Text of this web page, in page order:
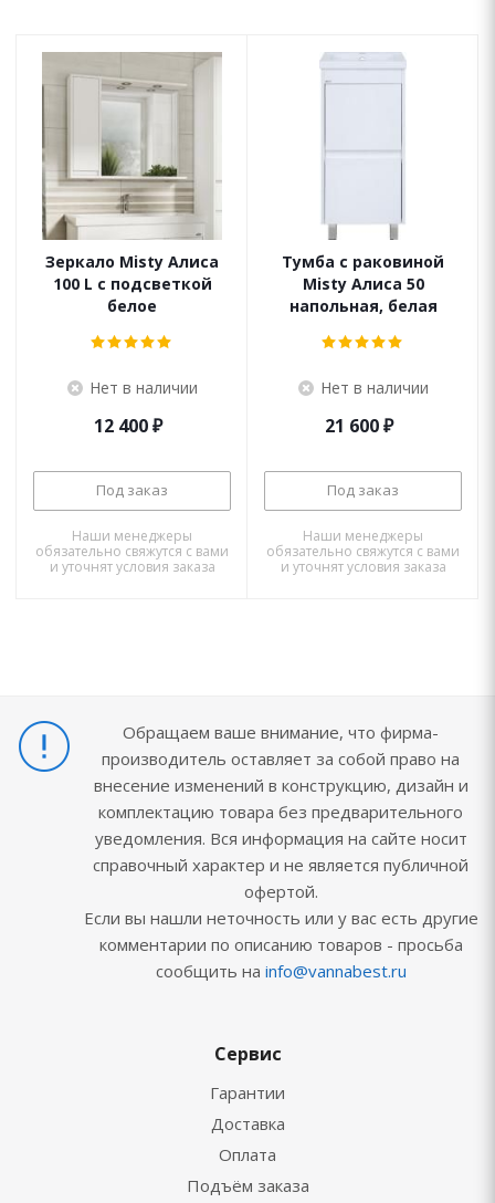
Зеркало Misty Алиса
100 L с подсветкой
белое
Нет в наличии
12 400₽
Под заказ
Наши менеджеры
обязательно свяжутся с вами
и уточнят условия заказа
Тумба с раковиной
Misty Алиса 50
напольная, белая
Нет в наличии
21 600₽
Под заказ
Наши менеджеры
обязательно свяжутся с вами
и уточнят условия заказа
Обращаем ваше внимание, что фирма-
производитель оставляет за собой право на
внесение изменений в конструкцию, дизайн и
комплектацию товара без предварительного
уведомления. Вся информация на сайте носит
справочный характер и не является публичной
офертой.
Если вы нашли неточность или у вас есть другие
комментарии по описанию товаров - просьба
сообщить на info@vannabest.ru
Сервис
Гарантии
Доставка
Оплата
Подъём заказа